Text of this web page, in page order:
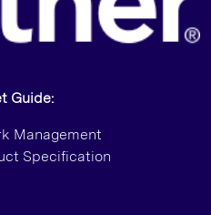
Guide:
Management
Specification